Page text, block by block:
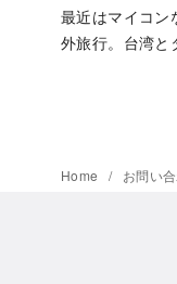
最近はマイコン
外旅行。台湾と
Home お問い